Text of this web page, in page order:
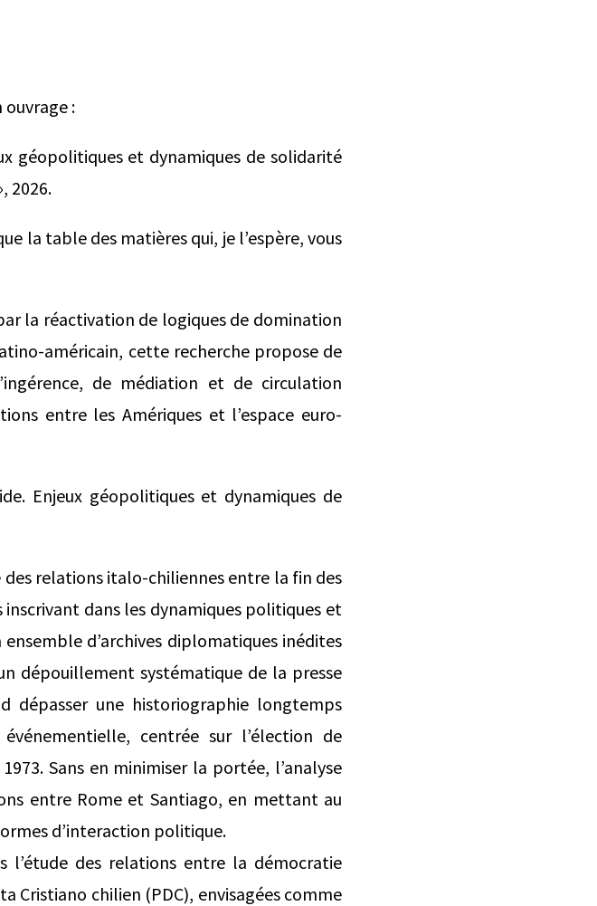
ouvrage :
géopolitiques et dynamiques de solidarité
2026.
la table des matières qui, je l’espère, vous
la réactivation de logiques de domination
américain, cette recherche propose de
de médiation et de circulation
entre les Amériques et l’espace euro-
Enjeux géopolitiques et dynamiques de
relations italo-chiliennes entre la fin des
inscrivant dans les dynamiques politiques et
d’archives diplomatiques inédites
dépouillement systématique de la presse
dépasser une historiographie longtemps
centrée sur l’élection de
Sans en minimiser la portée, l’analyse
entre Rome et Santiago, en mettant au
d’interaction politique.
l’étude des relations entre la démocratie
Cristiano chilien (PDC), envisagées comme